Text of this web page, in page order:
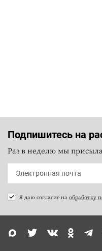
Подпишитесь на
Раз в неделю мы
Я даю согласие на обработку